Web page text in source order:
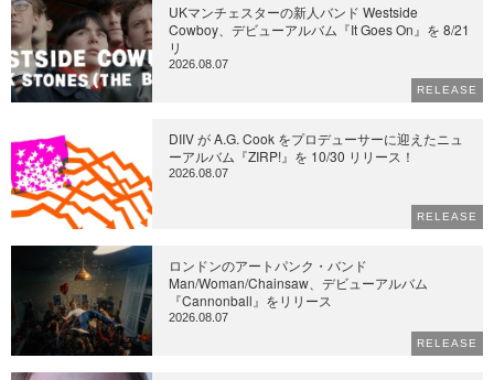
UKマンチェスターの新人バンド Westside
Cowboy、デビューアルバム『It Goes On』を 8/21
リ
2026.08.07
RELEASE
DIIV が A.G. Cook をプロデューサーに迎えたニュ
ーアルバム『ZIRP!』を 10/30 リリース！
2026.08.07
RELEASE
ロンドンのアートパンク・バンド
Man/Woman/Chainsaw、デビューアルバム
『Cannonball』をリリース
2026.08.07
RELEASE